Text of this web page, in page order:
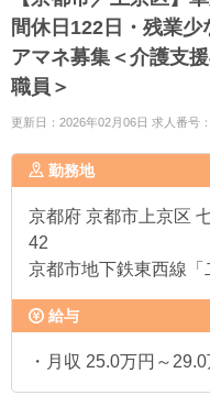
間休日122日・残業少
アマネ募集＜介護支
職員＞
更新日：2026年02月06日 求人番号
勤務地
京都府 京都市上京区
42
京都市地下鉄東西線
給与
・月収 25.0万円～